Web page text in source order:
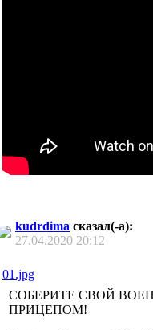
kudrdima сказал(-а):
27.04.2020 20:12
01.jpg
СОБЕРИТЕ СВОЙ
ПРИЦЕПОМ!